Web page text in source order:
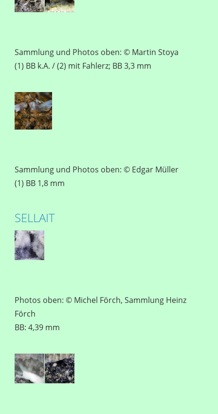
Sammlung und Photos oben: © Martin Stoya
(1) BB k.A. / (2) mit Fahlerz; BB 3,3 mm
Sammlung und Photos oben: © Edgar Müller
(1) BB 1,8 mm
SELLAIT
Photos oben: © Michel Förch, Sammlung Heinz
Förch
BB: 4,39 mm